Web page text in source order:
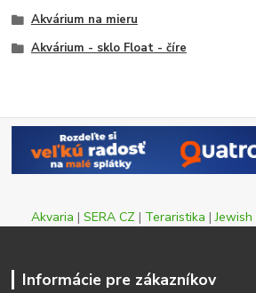
Akvárium na mieru
Akvárium - sklo Float - číre
Akvaria | SERA CZ | Teraristika |Jewish
Informácie pre zákazníkov